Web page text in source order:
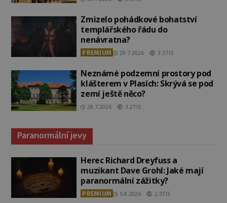
Zmizelo pohádkové bohatství
templářského řádu do
nenávratna?
PREMIUM 29.7.2026 3.3TIS
Neznámé podzemní prostory pod
klášterem v Plasích: Skrývá se pod
zemí ještě něco?
28.7.2026 3.2TIS
Paranormální jevy
Herec Richard Dreyfuss a
muzikant Dave Grohl: Jaké mají
paranormální zážitky?
PREMIUM 5.8.2026 2.5TIS